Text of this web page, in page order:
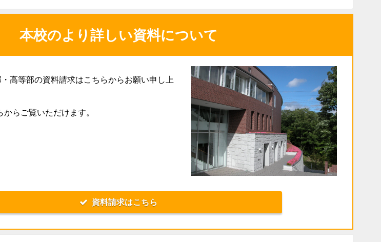
本校のより詳しい資料について
高等部の資料請求はこちらからお願い申し上
らご覧いただけます。
資料請求はこちら